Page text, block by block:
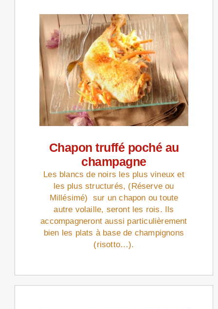
Chapon truffé poché au
champagne
Les blancs de noirs les plus vineux et
les plus structurés, (Réserve ou
Millésimé) sur un chapon ou toute
autre volaille, seront les rois. Ils
accompagneront aussi particulièrement
bien les plats à base de champignons
(risotto…).